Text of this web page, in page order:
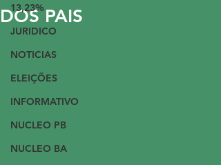
13,23%
JURIDICO
NOTICIAS
ELEIÇÕES
INFORMATIVO
NUCLEO PB
NUCLEO BA
DOS PAIS